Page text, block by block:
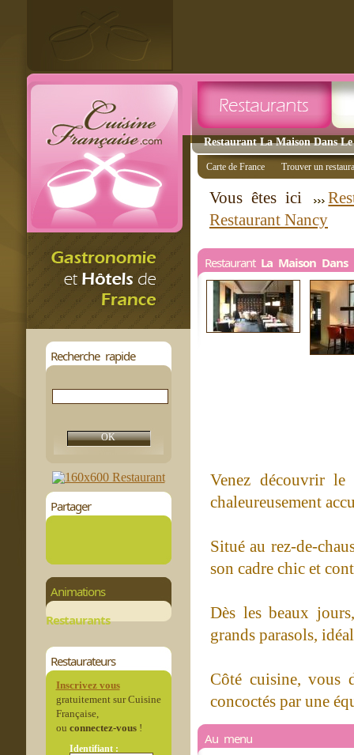
Restaurant La Maison Dans
Recherche rapide
Partager
Animations
Restaurants
Restaurateurs
Inscrivez vous
gratuitement sur Cuisine
Française,
ou connectez-vous!
Identifiant :
Carte de France Trouver un
Vous êtes ici
Restaurant Nancy
Restaurant La Maison Dans
Venez découvrir
chaleureusement
Situé au rez-de-
son cadre chic et
Dès les beaux
grands parasols,
Côté cuisine, vous
concoctés par une
Au menu